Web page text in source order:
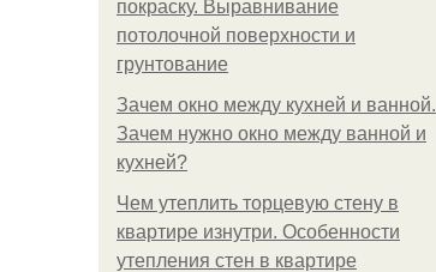
покраску. Выравнивание
потолочной поверхности и
грунтование
Зачем окно между кухней и ванной.
Зачем нужно окно между ванной и
кухней?
Чем утеплить торцевую стену в
квартире изнутри. Особенности
утепления стен в квартире